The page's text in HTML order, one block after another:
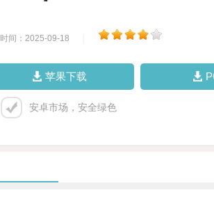
时间：2025-09-18
苹果下载
安卓市场，安全绿色